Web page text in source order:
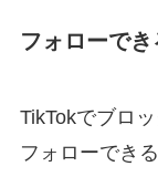
フォローで
TikTokでブロ
フォローでき